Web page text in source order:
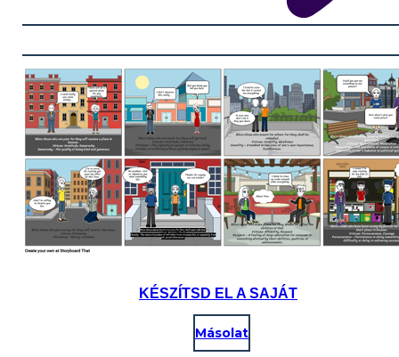
KÉSZÍTSD EL A SAJÁT
Másolat